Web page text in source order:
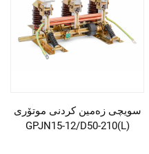
سویچی زەمین کردنی موتۆری
GPJN15-12/D50-210(L)